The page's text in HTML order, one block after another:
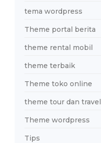
tema wordpress
Theme portal berita
theme rental mobil
theme terbaik
Theme toko online
theme tour dan travel
Theme wordpress
Tips